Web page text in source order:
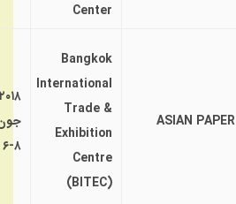
Center
ASIAN PAPER
Bangkok
International
Trade &
Exhibition
Centre
(BITEC)
۲۰۱۸
۸-۶